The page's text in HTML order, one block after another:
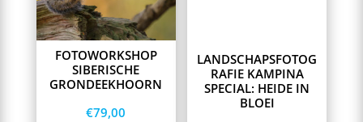
FOTOWORKSHOP
SIBERISCHE
GRONDEEKHOORN
€79,00
may
be
chosen
product
LANDSCHAPSFOTOG
RAFIE KAMPINA
SPECIAL: HEIDE IN
BLOEI